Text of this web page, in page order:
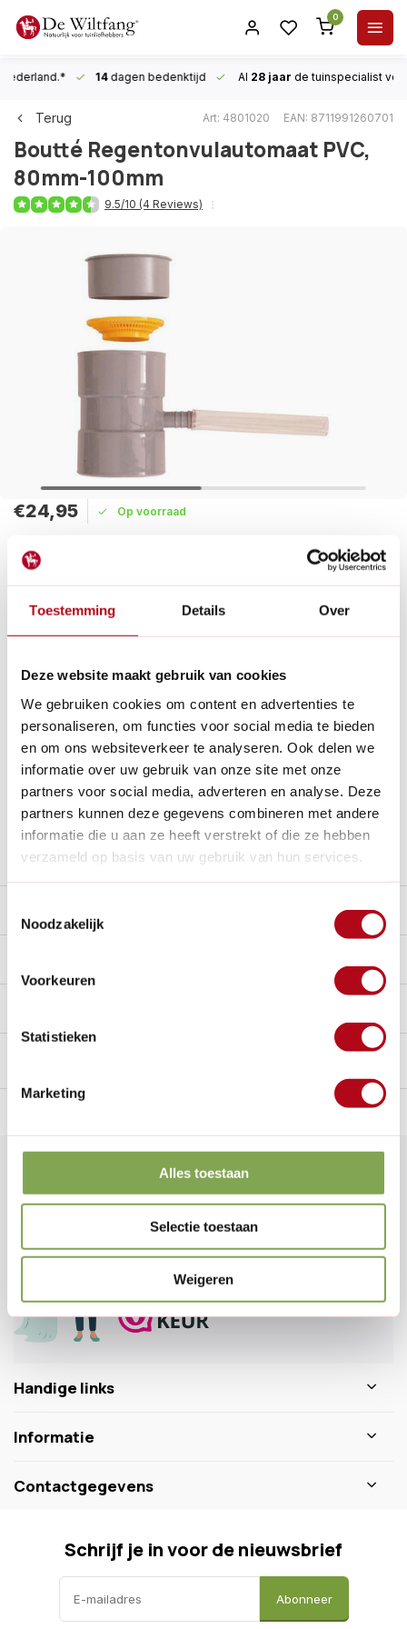
Toestemming Details Over
Deze website maakt gebruik van cookies
We gebruiken cookies om content en advertenties te
personaliseren, om functies voor social media te bieden
en om ons websiteverkeer te analyseren. Ook delen we
informatie over uw gebruik van onze site met onze
partners voor social media, adverteren en analyse. Deze
partners kunnen deze gegevens combineren met andere
informatie die u aan ze heeft verstrekt of die ze hebben
verzameld op basis van uw gebruik van hun services.
Noodzakelijk
Voorkeuren
Statistieken
Marketing
Alles toestaan
Selectie toestaan
Weigeren
0
14dagen bedenktijd Al 28 jaar de tuinspecialist
Terug Art: 4801020 EAN: 8711991260701
Boutté Regentonvulautomaat PVC,
80mm-100mm
9.5/10 (4 Reviews)
€24,95 Op voorraad
Maak een keuze:
Lees meer
Betaal achteraf met Riverty.
Gratis verzendenvanaf € 60 in België en Nederland.*
14dagen bedenktijd
Al28 jaarde tuinspecialist voor tuinliefhebbers
Nieuw:Haal je bestelling in Wilnis bij ons op!
Stel een vraag over dit product
de tuinspecialist
Klantenservice
Veelgestelde vragen
0346 218 111
info@dewiltfang.nl
+31 640511932
Handige links
Informatie
Contactgegevens
Schrijf je in voor de nieuwsbrief
Abonneer